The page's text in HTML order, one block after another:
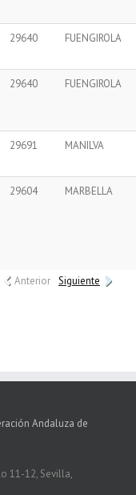
29640 FUENGIROLA
29640 FUENGIROLA
29691 MANILVA
29604 MARBELLA
Anterior Siguiente
Andaluza de
11-12, Sevilla,